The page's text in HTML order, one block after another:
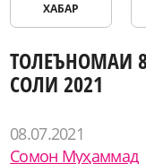
ХАБАР
ТОЛЕЪНОМАИ
СОЛИ 2021
08.07.2021
Сомон Муҳаммад